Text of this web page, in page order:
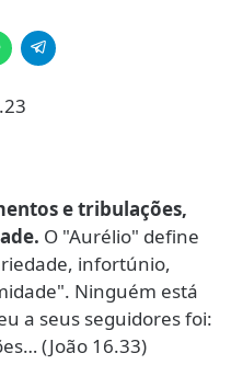
e tribulações,
O "Aurélio" define
infortúnio,
Ninguém está
a seus seguidores foi:
(João 16.33)